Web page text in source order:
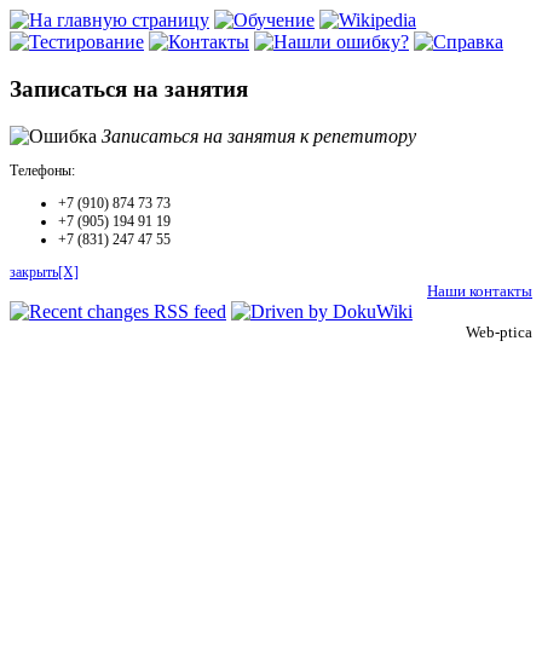
Записаться на занятия
Записаться на занятия к репетитору
Телефоны:
+7 (910) 874 73 73
+7 (905) 194 91 19
+7 (831) 247 47 55
закрыть[X]
Наши контакты
Web-ptica